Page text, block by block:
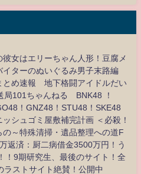
女はエリーちゃん人形！豆腐メ
ターのぬいぐるみ男子末路編
め速報 地下格闘アイドルだい
101ちゃんねる BNK48 ！
！GNZ48！STU48！SKE48
シュゴミ屋敷補完計画 ＜必殺！
～特殊清掃・遺品整理への道F
返済：厨二病借金3500万円！う
！9期研究生、最後のサイト！全
ストサイト絶賛！公開中